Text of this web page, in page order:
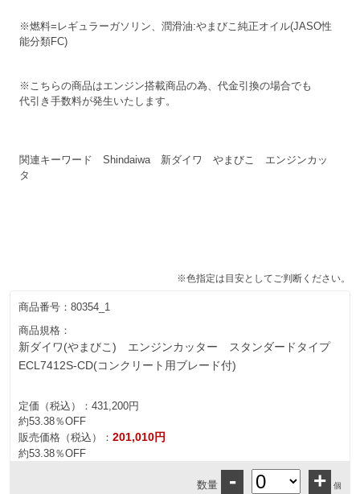
※燃料=レギュラーガソリン、潤滑油:やまびこ純正オイル(JASO性
能分類FC)
※こちらの商品はエンジン搭載商品の為、代金引換の場合でも
代引き手数料が発生いたします。
関連キーワード Shindaiwa 新ダイワ やまびこ エンジンカッ
タ
※色指定は目安としてご判断ください。
商品番号： 80354_1
商品規格：
新ダイワ(やまびこ) エンジンカッター スタンダードタイプ
ECL7412S-CD(コンクリート用ブレード付)
定価（税込）： 431,200円
約53.38％OFF
販売価格（税込）： 201,010円
約53.38％OFF
数量 - + 個